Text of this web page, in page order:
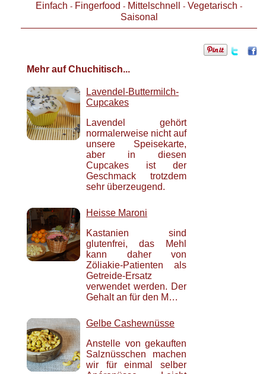
Einfach - Fingerfood - Mittelschnell - Vegetarisch -
Saisonal
Mehr auf Chuchitisch...
Lavendel-Buttermilch-
Cupcakes
Lavendel gehört
normalerweise nicht auf
unsere Speisekarte,
aber in diesen
Cupcakes ist der
Geschmack trotzdem
sehr überzeugend.
Heisse Maroni
Kastanien sind
glutenfrei, das Mehl
kann daher von
Zöliakie-Patienten als
Getreide-Ersatz
verwendet werden. Der
Gehalt an für den M…
Gelbe Cashewnüsse
Anstelle von gekauften
Salznüsschen machen
wir für einmal selber